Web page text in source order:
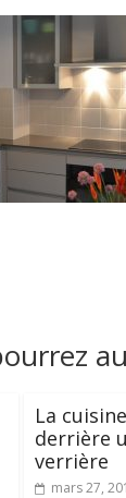
La cuisine
derrière
verrière
mars 27,